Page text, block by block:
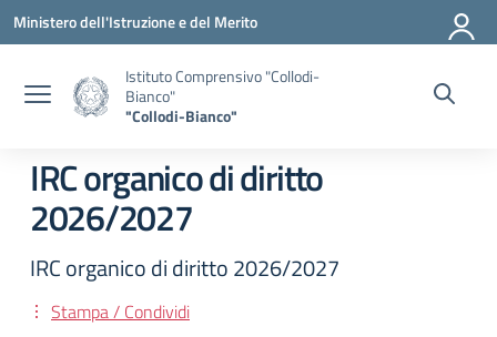
Vai ai contenuti
Vai al menu di navigazione
Vai al footer
Ministero dell'Istruzione e del Merito
Istituto Comprensivo "Collodi-
Bianco"
"Collodi-Bianco"
IRC organico di diritto
2026/2027
IRC organico di diritto 2026/2027
Stampa / Condividi